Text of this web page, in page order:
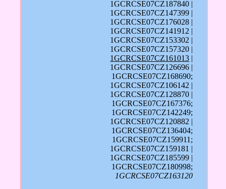
1GCRCSE07CZ187840 |
1GCRCSE07CZ147399 |
1GCRCSE07CZ176028 |
1GCRCSE07CZ141912 |
1GCRCSE07CZ153302 |
1GCRCSE07CZ157320 |
1GCRCSE07CZ161013 |
1GCRCSE07CZ126696 |
1GCRCSE07CZ168690;
1GCRCSE07CZ106142 |
1GCRCSE07CZ128870 |
1GCRCSE07CZ167376;
1GCRCSE07CZ142249;
1GCRCSE07CZ120882 |
1GCRCSE07CZ136404;
1GCRCSE07CZ159911;
1GCRCSE07CZ159181 |
1GCRCSE07CZ185599 |
1GCRCSE07CZ180998;
1GCRCSE07CZ163120